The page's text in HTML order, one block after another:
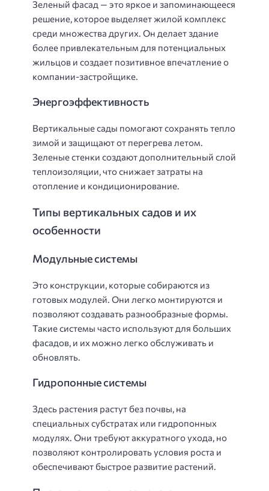
Зеленый фасад — это яркое и запоминающееся
решение, которое выделяет жилой комплекс
среди множества других. Он делает здание
более привлекательным для потенциальных
жильцов и создает позитивное впечатление о
компании-застройщике.
Энергоэффективность
Вертикальные сады помогают сохранять тепло
зимой и защищают от перегрева летом.
Зеленые стенки создают дополнительный слой
теплоизоляции, что снижает затраты на
отопление и кондиционирование.
Типы вертикальных садов и их
особенности
Модульные системы
Это конструкции, которые собираются из
готовых модулей. Они легко монтируются и
позволяют создавать разнообразные формы.
Такие системы часто используют для больших
фасадов, и их можно легко обслуживать и
обновлять.
Гидропонные системы
Здесь растения растут без почвы, на
специальных субстратах или гидропонных
модулях. Они требуют аккуратного ухода, но
позволяют контролировать условия роста и
обеспечивают быстрое развитие растений.